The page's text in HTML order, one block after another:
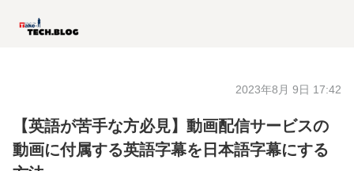
2023年8月 9日 17:42
【英語が苦手な方必見】動画配信サービスの
動画に付属する英語字幕を日本語字幕にする